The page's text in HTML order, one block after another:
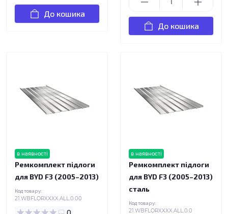
До кошика
До кошика
в наявності
Ремкомплект підлоги
для BYD F3 (2005–2013)
Код товару:
21.WBFLORXXXX.ALL.0.00
в наявності
Ремкомплект підлоги
для BYD F3 (2005–2013)
сталь
Код товару:
21.WBFLORXXXX.ALL.0.0